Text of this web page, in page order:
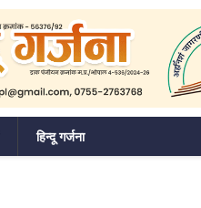
हिन्दू गर्जना